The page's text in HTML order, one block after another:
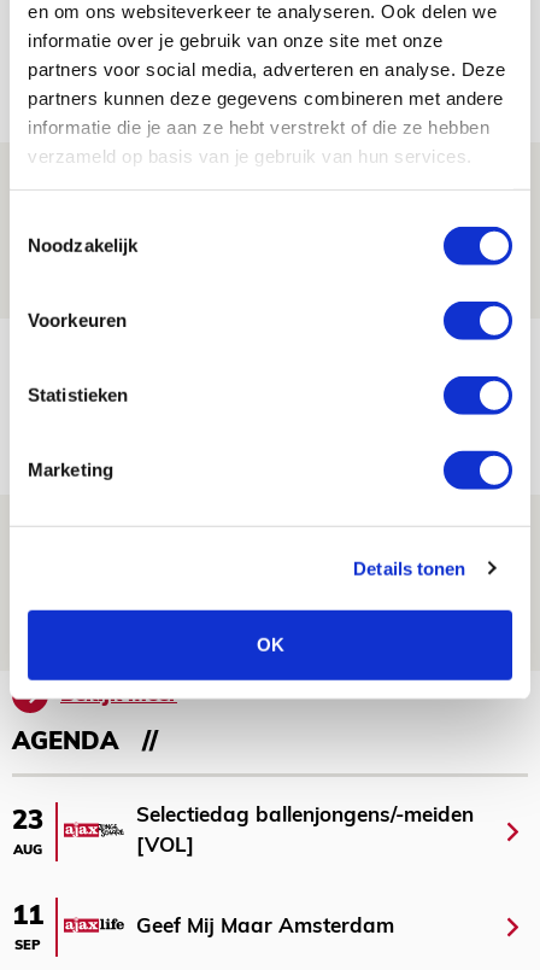
en om ons websiteverkeer te analyseren. Ook delen we
informatie over je gebruik van onze site met onze
partners voor social media, adverteren en analyse. Deze
partners kunnen deze gegevens combineren met andere
informatie die je aan ze hebt verstrekt of die ze hebben
verzameld op basis van je gebruik van hun services.
Noodzakelijk
Voorkeuren
Statistieken
Marketing
Details tonen
OK
Net binnen //
Ajax zet Shelbourne eenvoudig opzij en
06 AUGUSTUS 2026 - 21:52
Ajax - Helmond Sport!
Reis jij als mascotte mee naar uitduel
Bekijk meer
AGENDA
23
AUG
Selectiedag ballenjongens/-meiden
[VOL]
11
SEP
Geef Mij Maar Amsterdam